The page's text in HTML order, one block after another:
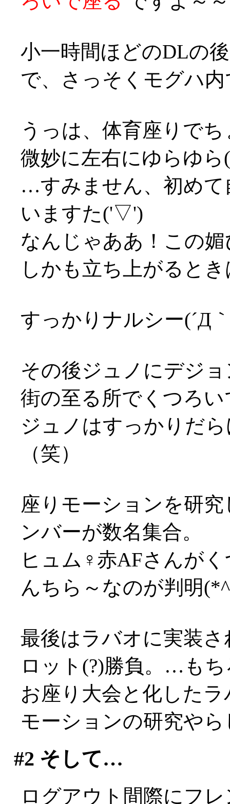
小一時間ほどのDLの
で、さっそくモグハ
うっは、体育座りで
微妙に左右にゆらゆ
…すみません、初め
いますた('▽')
なんじゃああ！この
しかも立ち上がると
すっかりナルシー(´Д
その後ジュノにデジ
街の至る所でくつろ
ジュノはすっかりだ
（笑）
座りモーションを研
ンバーが数名集合。
ヒュム♀赤AFさんが
んちら～なのが判明
最後はラバオに実装
ロット(?)勝負。…も
お座り大会と化した
モーションの研究や
#2 そして…
ログアウト間際にフ